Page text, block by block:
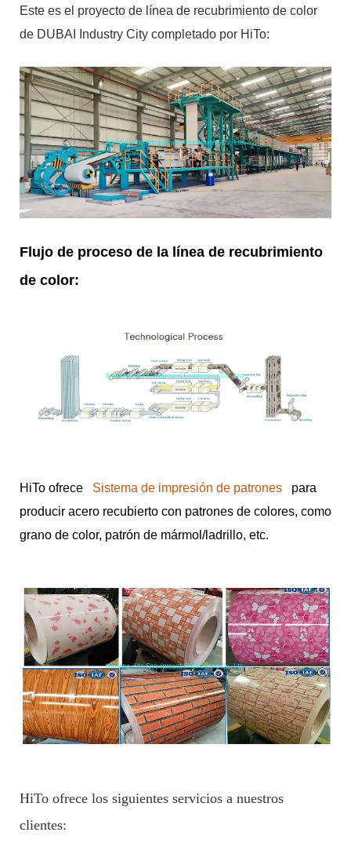
Este es el proyecto de línea de recubrimiento de color
de DUBAI Industry City completado por HiTo:
Flujo de proceso de la línea de recubrimiento
de color:
HiTo ofrece Sistema de impresión de patrones
para
producir acero recubierto con patrones de colores, como
grano de color, patrón de mármol/ladrillo, etc.
HiTo ofrece los siguientes servicios a nuestros
clientes: